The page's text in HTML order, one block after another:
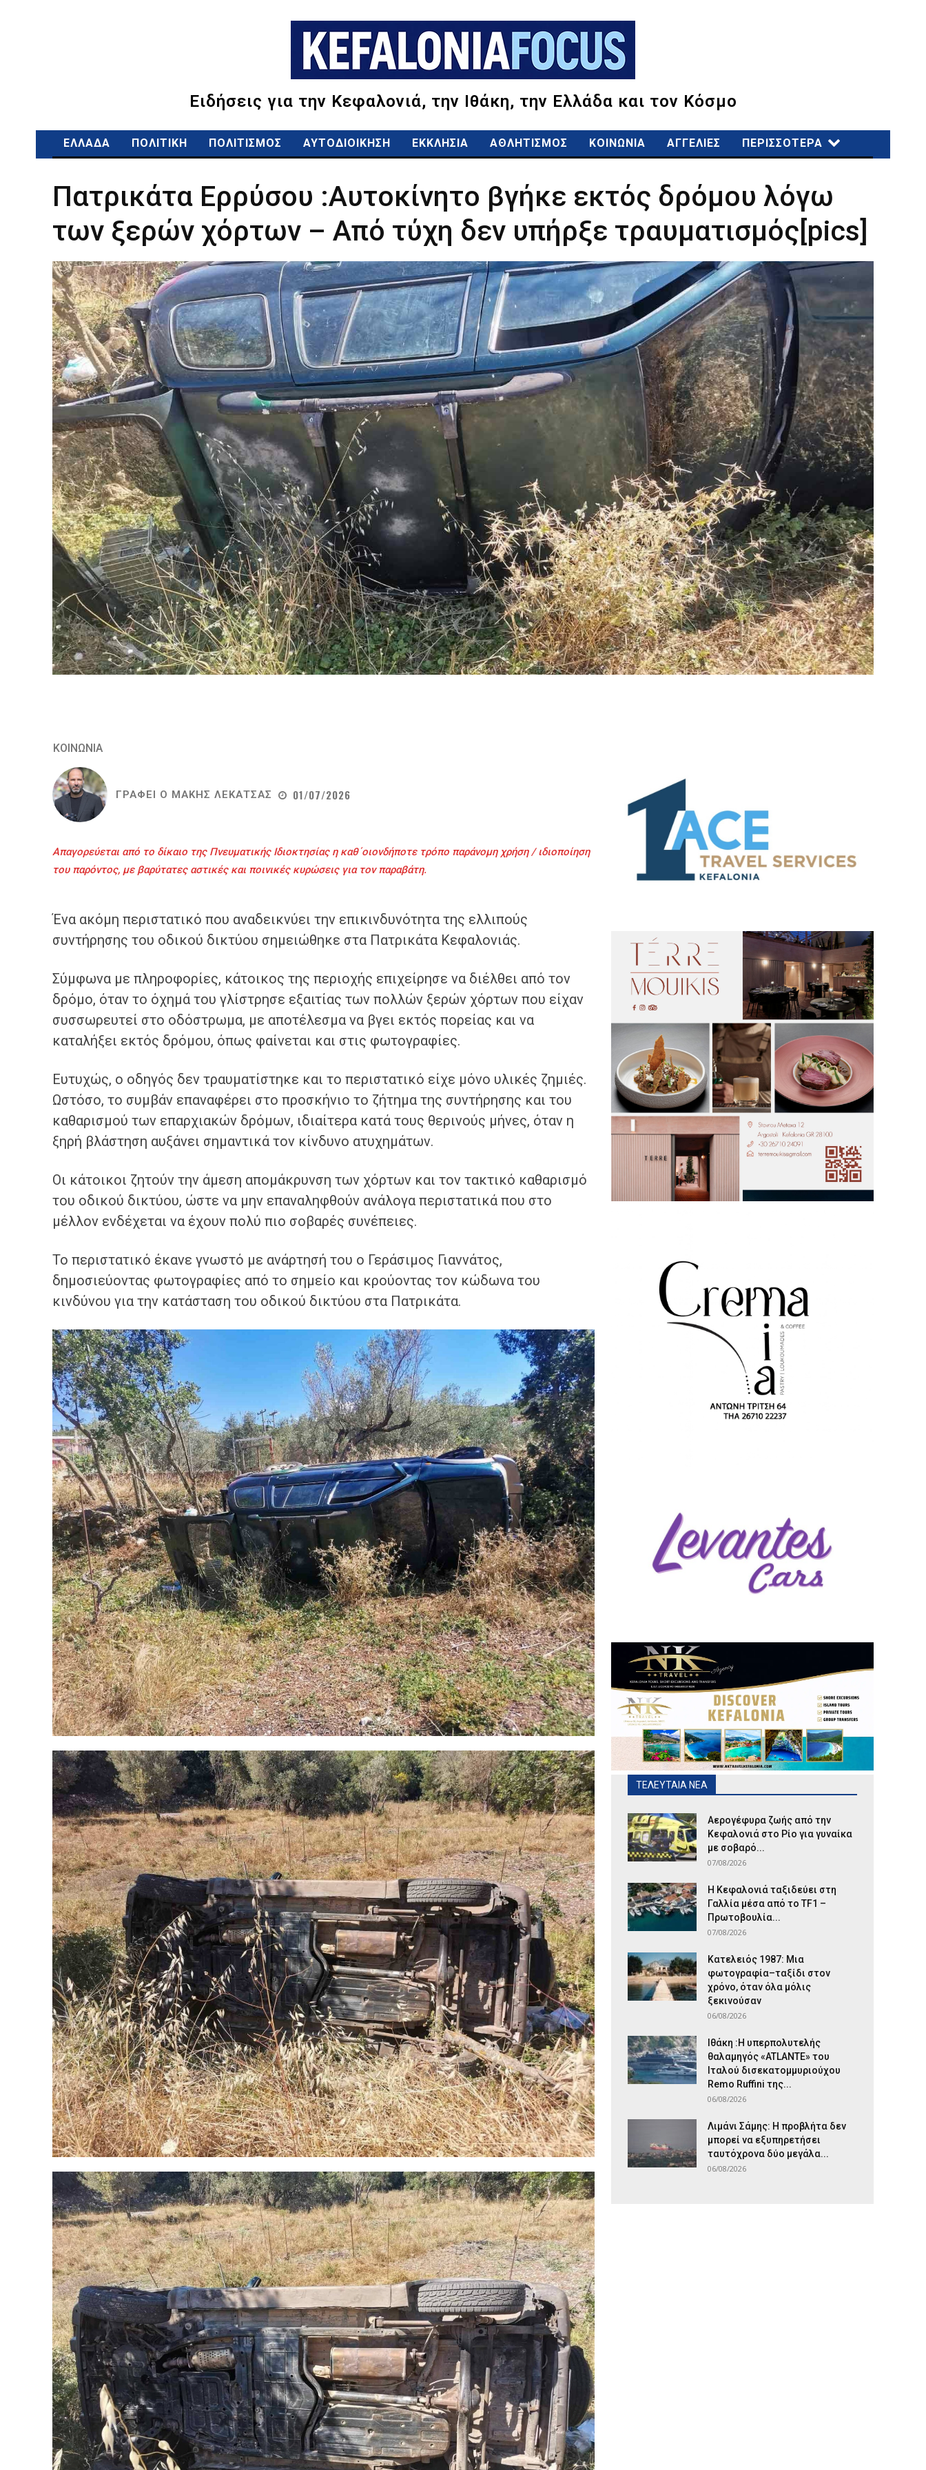
Ειδήσεις για την Κεφαλονιά, την Ιθάκη, την Ελλάδα και τον Κόσμο
ΕΛΛΑΔΑ ΠΟΛΙΤΙΚΗ ΠΟΛΙΤΙΣΜΟΣ ΑΥΤΟΔΙΟΙΚΗΣΗ ΕΚΚΛΗΣΙΑ ΑΘΛΗΤΙΣΜΟΣ ΚΟΙΝΩΝΙΑ ΑΓΓΕΛΙΕΣ ΠΕΡΙΣΣΟΤΕΡΑ
Πατρικάτα Ερρύσου :Αυτοκίνητο βγήκε εκτός δρόμου λόγω
των ξερών χόρτων – Από τύχη δεν υπήρξε τραυματισμός[pics]
ΚΟΙΝΩΝΙΑ
ΓΡΑΦΕΙ Ο ΜΑΚΗΣ ΛΕΚΑΤΣΑΣ 01/07/2026
Απαγορεύεται από το δίκαιο της Πνευματικής Ιδιοκτησίας η καθ΄οιονδήποτε τρόπο παράνομη χρήση / ιδιοποίηση
του παρόντος, με βαρύτατες αστικές και ποινικές κυρώσεις για τον παραβάτη.
Ένα ακόμη περιστατικό που αναδεικνύει την επικινδυνότητα της ελλιπούς
συντήρησης του οδικού δικτύου σημειώθηκε στα Πατρικάτα Κεφαλονιάς.
Σύμφωνα με πληροφορίες, κάτοικος της περιοχής επιχείρησε να διέλθει από τον
δρόμο, όταν το όχημά του γλίστρησε εξαιτίας των πολλών ξερών χόρτων που είχαν
συσσωρευτεί στο οδόστρωμα, με αποτέλεσμα να βγει εκτός πορείας και να
καταλήξει εκτός δρόμου, όπως φαίνεται και στις φωτογραφίες.
Ευτυχώς, ο οδηγός δεν τραυματίστηκε και το περιστατικό είχε μόνο υλικές ζημιές.
Ωστόσο, το συμβάν επαναφέρει στο προσκήνιο το ζήτημα της συντήρησης και του
καθαρισμού των επαρχιακών δρόμων, ιδιαίτερα κατά τους θερινούς μήνες, όταν η
ξηρή βλάστηση αυξάνει σημαντικά τον κίνδυνο ατυχημάτων.
Οι κάτοικοι ζητούν την άμεση απομάκρυνση των χόρτων και τον τακτικό καθαρισμό
του οδικού δικτύου, ώστε να μην επαναληφθούν ανάλογα περιστατικά που στο
μέλλον ενδέχεται να έχουν πολύ πιο σοβαρές συνέπειες.
Το περιστατικό έκανε γνωστό με ανάρτησή του ο Γεράσιμος Γιαννάτος,
δημοσιεύοντας φωτογραφίες από το σημείο και κρούοντας τον κώδωνα του
κινδύνου για την κατάσταση του οδικού δικτύου στα Πατρικάτα.
ΤΕΛΕΥΤΑΙΑ ΝΕΑ
Αερογέφυρα ζωής από την
Κεφαλονιά στο Ρίο για γυναίκα
με σοβαρό...
07/08/2026
Η Κεφαλονιά ταξιδεύει στη
Γαλλία μέσα από το TF1 –
Πρωτοβουλία...
07/08/2026
Κατελειός 1987: Μια
φωτογραφία–ταξίδι στον
χρόνο, όταν όλα μόλις
ξεκινούσαν
06/08/2026
Ιθάκη :Η υπερπολυτελής
θαλαμηγός «ATLANTE» του
Ιταλού δισεκατομμυριούχου
Remo Ruffini της...
06/08/2026
Λιμάνι Σάμης: Η προβλήτα δεν
μπορεί να εξυπηρετήσει
ταυτόχρονα δύο μεγάλα...
06/08/2026